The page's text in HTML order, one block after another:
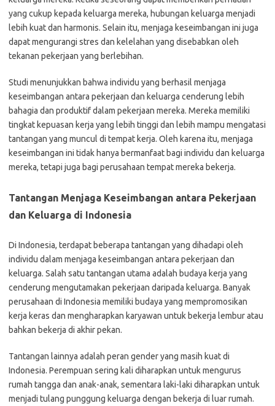
yang cukup kepada keluarga mereka, hubungan keluarga menjadi
lebih kuat dan harmonis. Selain itu, menjaga keseimbangan ini juga
dapat mengurangi stres dan kelelahan yang disebabkan oleh
tekanan pekerjaan yang berlebihan.
Studi menunjukkan bahwa individu yang berhasil menjaga
keseimbangan antara pekerjaan dan keluarga cenderung lebih
bahagia dan produktif dalam pekerjaan mereka. Mereka memiliki
tingkat kepuasan kerja yang lebih tinggi dan lebih mampu mengatasi
tantangan yang muncul di tempat kerja. Oleh karena itu, menjaga
keseimbangan ini tidak hanya bermanfaat bagi individu dan keluarga
mereka, tetapi juga bagi perusahaan tempat mereka bekerja.
Tantangan Menjaga Keseimbangan antara Pekerjaan
dan Keluarga di Indonesia
Di Indonesia, terdapat beberapa tantangan yang dihadapi oleh
individu dalam menjaga keseimbangan antara pekerjaan dan
keluarga. Salah satu tantangan utama adalah budaya kerja yang
cenderung mengutamakan pekerjaan daripada keluarga. Banyak
perusahaan di Indonesia memiliki budaya yang mempromosikan
kerja keras dan mengharapkan karyawan untuk bekerja lembur atau
bahkan bekerja di akhir pekan.
Tantangan lainnya adalah peran gender yang masih kuat di
Indonesia. Perempuan sering kali diharapkan untuk mengurus
rumah tangga dan anak-anak, sementara laki-laki diharapkan untuk
menjadi tulang punggung keluarga dengan bekerja di luar rumah.